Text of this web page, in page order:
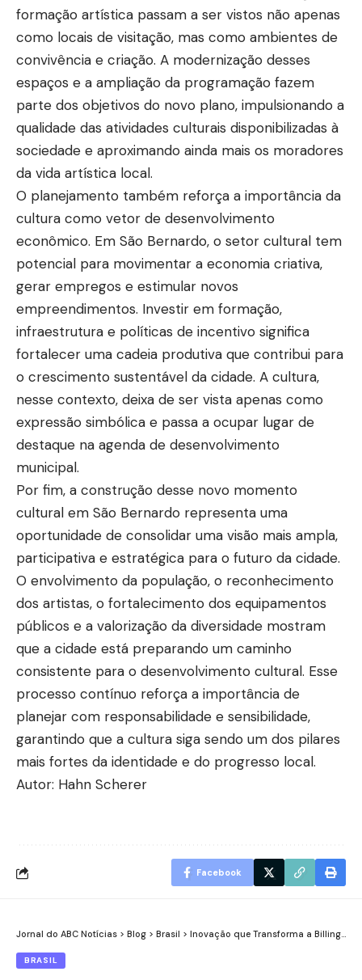
formação artística passam a ser vistos não apenas
como locais de visitação, mas como ambientes de
convivência e criação. A modernização desses
espaços e a ampliação da programação fazem
parte dos objetivos do novo plano, impulsionando a
qualidade das atividades culturais disponibilizadas à
sociedade e aproximando ainda mais os moradores
da vida artística local.
O planejamento também reforça a importância da
cultura como vetor de desenvolvimento
econômico. Em São Bernardo, o setor cultural tem
potencial para movimentar a economia criativa,
gerar empregos e estimular novos
empreendimentos. Investir em formação,
infraestrutura e políticas de incentivo significa
fortalecer uma cadeia produtiva que contribui para
o crescimento sustentável da cidade. A cultura,
nesse contexto, deixa de ser vista apenas como
expressão simbólica e passa a ocupar lugar de
destaque na agenda de desenvolvimento
municipal.
Por fim, a construção desse novo momento
cultural em São Bernardo representa uma
oportunidade de consolidar uma visão mais ampla,
participativa e estratégica para o futuro da cidade.
O envolvimento da população, o reconhecimento
dos artistas, o fortalecimento dos equipamentos
públicos e a valorização da diversidade mostram
que a cidade está preparando um caminho
consistente para o desenvolvimento cultural. Esse
processo contínuo reforça a importância de
planejar com responsabilidade e sensibilidade,
garantindo que a cultura siga sendo um dos pilares
mais fortes da identidade e do progresso local.
Autor: Hahn Scherer
Facebook
Jornal do ABC Notícias > Blog > Brasil > Inovação que Transforma a Billings: Projetos Acadêmicos que Conectam Educação e Sustentabilidade em São Bernardo
BRASIL